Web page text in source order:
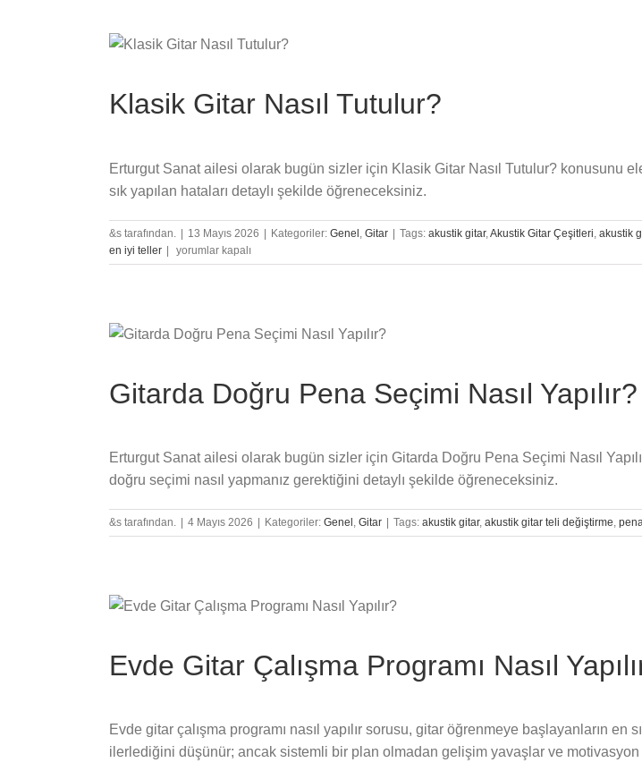
Klasik Gitar Nasıl Tutulur?
Erturgut Sanat ailesi olarak bugün sizler için Klasik Gitar Nasıl Tutulur? konusunu
sık yapılan hataları detaylı şekilde öğreneceksiniz.
&s tarafından. | 13 Mayıs 2026 | Kategoriler: Genel Gitar | Tags: akustik gitar, Akustik Gitar Çeşitleri akustik
en iyi teller |
Klasik
Gitar
yorumlar kapalı
Gitarda Doğru Pena Seçimi Nasıl Yapılır?
Erturgut Sanat ailesi olarak bugün sizler için Gitarda Doğru Pena Seçimi Nasıl
doğru seçimi nasıl yapmanız gerektiğini detaylı şekilde öğreneceksiniz.
&s tarafından. | 4 Mayıs 2026 | Kategoriler: Genel Gitar | Tags: akustik gitar, akustik gitar teli değiştirme
Evde Gitar Çalışma Programı Nasıl
Evde gitar çalışma programı nasıl yapılır sorusu, gitar öğrenmeye başlayanların en
ilerlediğini düşünür; ancak sistemli bir plan olmadan gelişim yavaşlar ve motivasyon